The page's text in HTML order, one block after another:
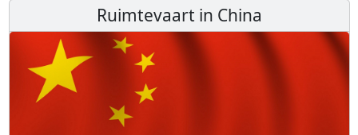
Ruimtevaart in China